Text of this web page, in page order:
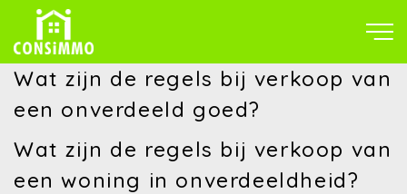
Wat zijn de regels bij verkoop van
een onverdeeld goed?
Wat zijn de regels bij verkoop van
een woning in onverdeeldheid?